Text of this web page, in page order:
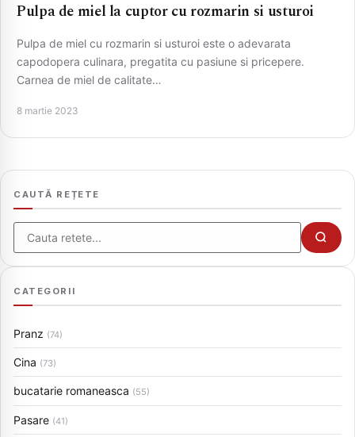
Pulpa de miel la cuptor cu rozmarin si usturoi
Pulpa de miel cu rozmarin si usturoi este o adevarata
capodopera culinara, pregatita cu pasiune si pricepere.
Carnea de miel de calitate…
8 martie 2023
CAUTĂ REȚETE
Cauta
CATEGORII
Pranz (74)
Cina (73)
bucatarie romaneasca (55)
Pasare (41)